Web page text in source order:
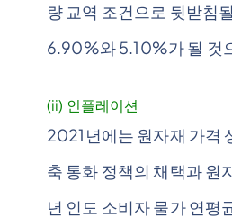
량 교역 조건으로 뒷받
6.90%와 5.10%가 될 것
(ii) 인플레이션
2021년에는 원자재 가격
축 통화 정책의 채택과 원
년 인도 소비자 물가 연평